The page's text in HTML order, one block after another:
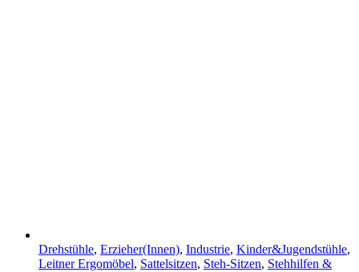
Drehstühle, Erzieher(Innen), Industrie, Kinder&Jugendstühle,
Leitner Ergomöbel, Sattelsitzen, Steh-Sitzen, Stehhilfen &